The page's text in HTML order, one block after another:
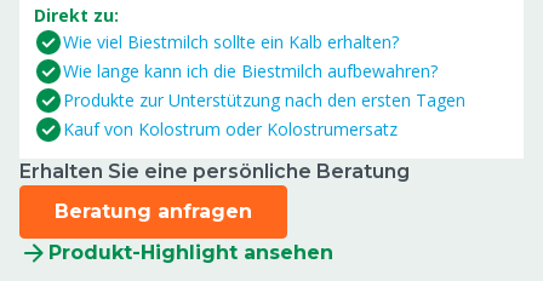
Direkt zu:
Wie viel Biestmilch sollte ein Kalb erhalten?
Wie lange kann ich die Biestmilch aufbewahren?
Produkte zur Unterstützung nach den ersten Tagen
Kauf von Kolostrum oder Kolostrumersatz
Erhalten Sie eine persönliche Beratung
Beratung anfragen
Produkt-Highlight ansehen